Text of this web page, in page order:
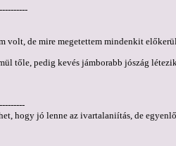
volt, de mire megetettem mindenkit
tőle, pedig kevés jámborabb jószág létezik
hogy jó lenne az ivartalaniítás, de